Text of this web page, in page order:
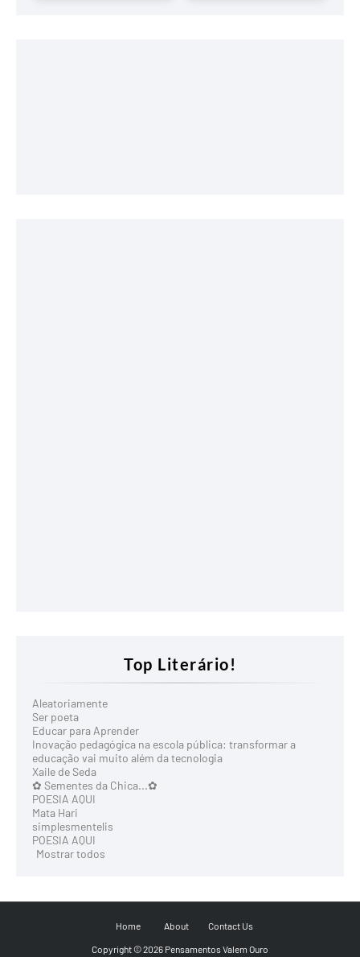
Top Literário!
Aleatoriamente
Ser poeta
Educar para Aprender
Inovação pedagógica na escola pública: transformar a
educação vai muito além da tecnologia
Xaile de Seda
✿ Sementes da Chica...✿
POESIA AQUI
Mata Hari
simplesmentelis
POESIA AQUI
Mostrar todos
Home About Contact Us
Copyright ©2026 Pensamentos Valem Ouro